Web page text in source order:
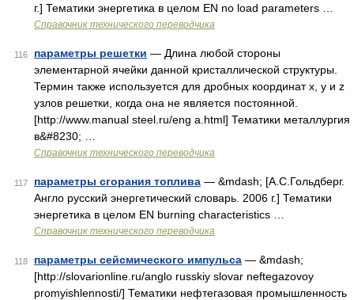
г.] Тематики энергетика в целом EN no load parameters …
Справочник технического переводчика
116 параметры решетки — Длина любой стороны
элементарной ячейки данной кристаллической структуры.
Термин также используется для дробных координат х, у и z
узлов решетки, когда она не является постоянной.
[http://www.manual steel.ru/eng a.html] Тематики металлургия
в&#8230; …
Справочник технического переводчика
117 параметры сгорания топлива — &mdash; [А.С.Гольдберг.
Англо русский энергетический словарь. 2006 г.] Тематики
энергетика в целом EN burning characteristics …
Справочник технического переводчика
118 параметры сейсмического импульса — &mdash;
[http://slovarionline.ru/anglo russkiy slovar neftegazovoy
promyishlennosti/] Тематики нефтегазовая промышленность